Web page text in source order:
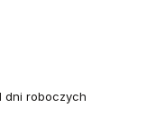
dni roboczych